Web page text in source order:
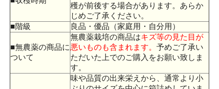
穫が前後する場合があります。あらか
じめご了承ください。
■階級
良品・優品（家庭用・自分用）
■無農薬の商品に
ついて
無農薬栽培の商品はキズ等の見た目が
悪いものも含まれます。 予めご了承い
ただいた上でのご購入をお願い致しま
す。
味や品質の出来栄えから、通常より小